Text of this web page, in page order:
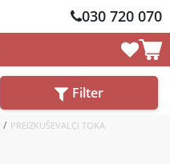
030 720 070
Filter
PREIZKUŠEVALCI TOKA